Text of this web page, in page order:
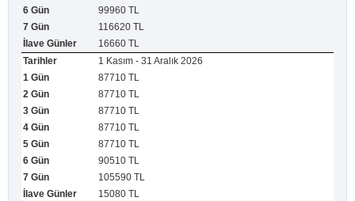
99960 TL
116620 TL
16660 TL
1 Kasım - 31 Aralık 2026
87710 TL
87710 TL
87710 TL
87710 TL
87710 TL
90510 TL
105590 TL
15080 TL